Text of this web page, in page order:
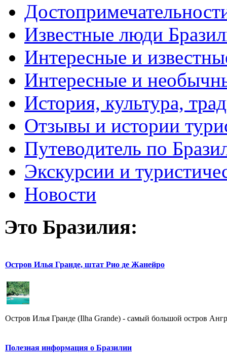
Известные люди
Интересные и
Интересные и
История, культура,
Отзывы и истории
Путеводитель по
Экскурсии и
Новости
Это Бразилия:
Остров Илья Гранде, штат Рио де Жанейро
Остров Илья Гранде (Ilha Grande) - самый большой остров
Полезная информация о Бразилии